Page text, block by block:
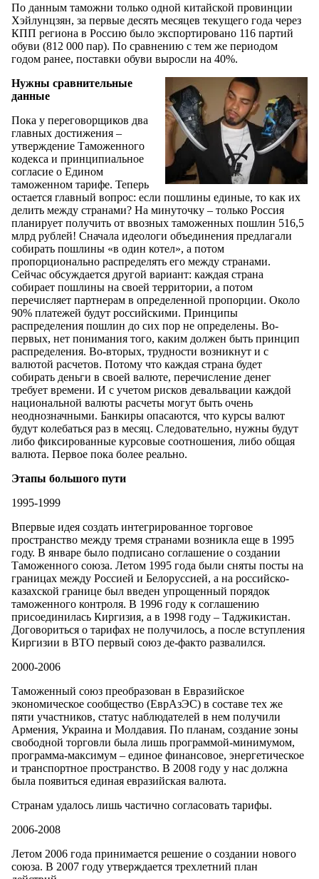
По данным таможни только одной китайской провинции
Хэйлунцзян, за первые десять месяцев текущего года через
КПП региона в Россию было экспортировано 116 партий
обуви (812 000 пар). По сравнению с тем же периодом
годом ранее, поставки обуви выросли на 40%.
Нужны сравнительные
данные
Пока у переговорщиков два
главных достижения –
утверждение Таможенного
кодекса и принципиальное
согласие о Едином
таможенном тарифе. Теперь
остается главный вопрос: если пошлины единые, то как их
делить между странами? На минуточку – только Россия
планирует получить от ввозных таможенных пошлин 516,5
млрд рублей! Сначала идеологи объединения предлагали
собирать пошлины «в один котел», а потом
пропорционально распределять его между странами.
Сейчас обсуждается другой вариант: каждая страна
собирает пошлины на своей территории, а потом
перечисляет партнерам в определенной пропорции. Около
90% платежей будут российскими. Принципы
распределения пошлин до сих пор не определены. Во-
первых, нет понимания того, каким должен быть принцип
распределения. Во-вторых, трудности возникнут и с
валютой расчетов. Потому что каждая страна будет
собирать деньги в своей валюте, перечисление денег
требует времени. И с учетом рисков девальвации каждой
национальной валюты расчеты могут быть очень
неоднозначными. Банкиры опасаются, что курсы валют
будут колебаться раз в месяц. Следовательно, нужны будут
либо фиксированные курсовые соотношения, либо общая
валюта. Первое пока более реально.
Этапы большого пути
1995-1999
Впервые идея создать интегрированное торговое
пространство между тремя странами возникла еще в 1995
году. В январе было подписано соглашение о создании
Таможенного союза. Летом 1995 года были сняты посты на
границах между Россией и Белоруссией, а на российско-
казахской границе был введен упрощенный порядок
таможенного контроля. В 1996 году к соглашению
присоединилась Киргизия, а в 1998 году – Таджикистан.
Договориться о тарифах не получилось, а после вступления
Киргизии в ВТО первый союз де-факто развалился.
2000-2006
Таможенный союз преобразован в Евразийское
экономическое сообщество (ЕврАзЭС) в составе тех же
пяти участников, статус наблюдателей в нем получили
Армения, Украина и Молдавия. По планам, создание зоны
свободной торговли была лишь программой-минимумом,
программа-максимум – единое финансовое, энергетическое
и транспортное пространство. В 2008 году у нас должна
была появиться единая евразийская валюта.
Странам удалось лишь частично согласовать тарифы.
2006-2008
Летом 2006 года принимается решение о создании нового
союза. В 2007 году утверждается трехлетний план